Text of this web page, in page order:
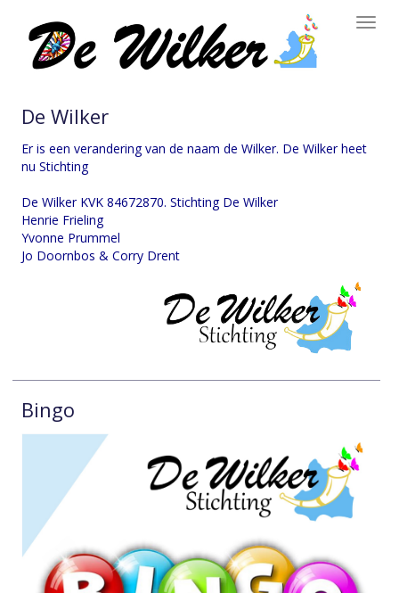
De Wilker
Er is een verandering van de naam de Wilker. De Wilker heet
nu Stichting
De Wilker KVK 84672870. Stichting De Wilker
Henrie Frieling
Yvonne Prummel
Jo Doornbos & Corry Drent
Bingo